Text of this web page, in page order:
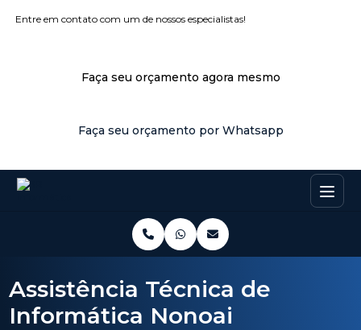
Entre em contato com um de nossos especialistas!
Faça seu orçamento agora mesmo
Faça seu orçamento por Whatsapp
Assistência Técnica de
Informática Nonoai